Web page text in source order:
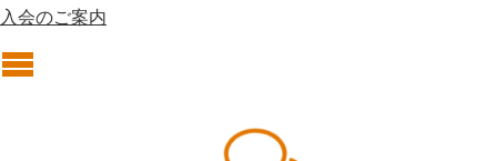
入会のご案内